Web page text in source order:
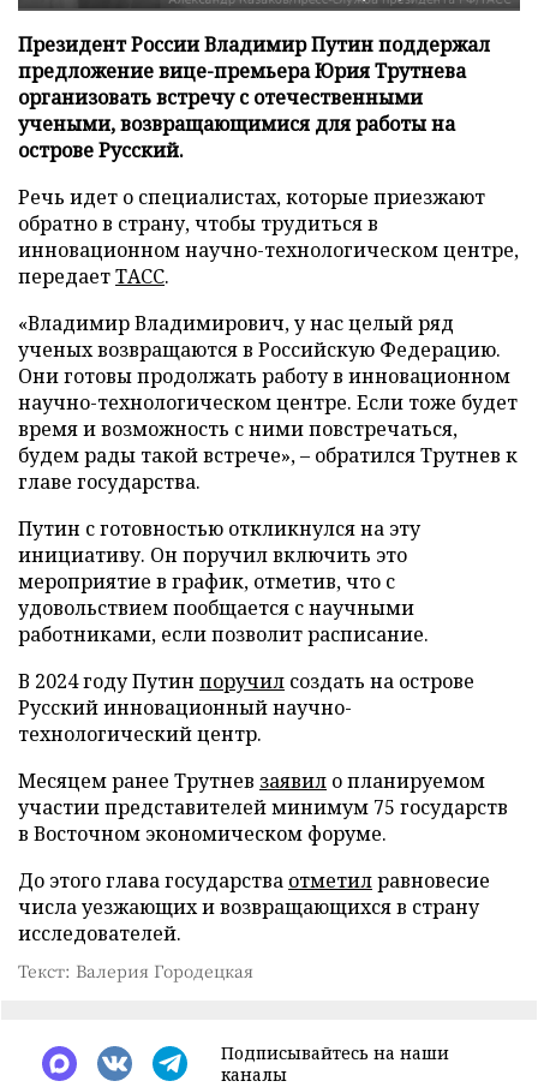
Президент России Владимир Путин поддержал
предложение вице-премьера Юрия Трутнева
организовать встречу с отечественными
учеными, возвращающимися для работы на
острове Русский.
Речь идет о специалистах, которые приезжают
обратно в страну, чтобы трудиться в
инновационном научно-технологическом центре,
передаетТАСС.
«Владимир Владимирович, у нас целый ряд
ученых возвращаются в Российскую Федерацию.
Они готовы продолжать работу в инновационном
научно-технологическом центре. Если тоже будет
время и возможность с ними повстречаться,
будем рады такой встрече», – обратился Трутнев к
главе государства.
Путин с готовностью откликнулся на эту
инициативу. Он поручил включить это
мероприятие в график, отметив, что с
удовольствием пообщается с научными
работниками, если позволит расписание.
В 2024 году Путин поручил создать на острове
Русский инновационный научно-
технологический центр.
Месяцем ранее Трутнев заявил о планируемом
участии представителей минимум 75 государств
в Восточном экономическом форуме.
До этого глава государства отметилравновесие
числа уезжающих и возвращающихся в страну
исследователей.
Текст: Валерия Городецкая
Подписывайтесь на наши
каналы